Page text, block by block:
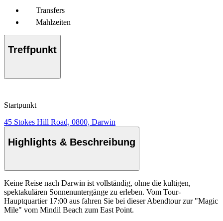
Transfers
Mahlzeiten
Treffpunkt
Startpunkt
45 Stokes Hill Road, 0800, Darwin
Highlights & Beschreibung
Keine Reise nach Darwin ist vollständig, ohne die kultigen,
spektakulären Sonnenuntergänge zu erleben. Vom Tour-
Hauptquartier 17:00 aus fahren Sie bei dieser Abendtour zur "Magic
Mile" vom Mindil Beach zum East Point.